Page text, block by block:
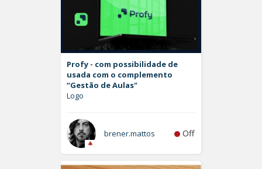
Profy - com possibilidade de
usada com o complemento
“Gestão de Aulas"
Logo
brener.mattos Off